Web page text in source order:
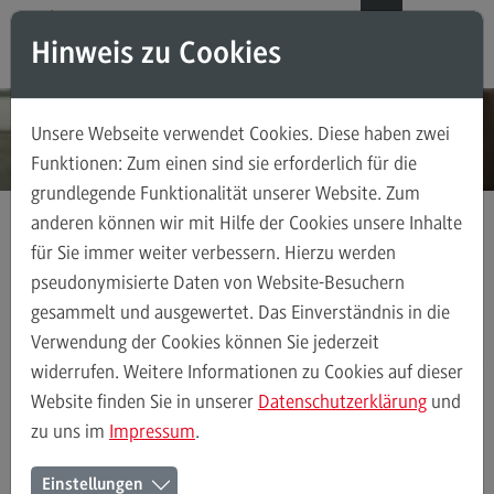
Direkt zum Inhalt
Direkt zum Hauptmenu
Direkt zum Footer
Modul-O-Mat
Masterstudiengänge
Accounting, Controlling, Taxation
Accounting, Controlling, Taxation
Modulangebot
Berufsperspektiven
Kontakt
Advanced Practice in Healthcare
Advanced Practice in Healthcare
Rahmenbedingungen
Kontakt Ansprechpersonen Bereich Gesundheit
Ansprechpersonen Alle Kontakte (alphabetisch)
Ansprechpersonen des Bereichs
Hinweis zu Cookies
Unsere Webseite verwendet Cookies. Diese haben zwei
Funktionen: Zum einen sind sie erforderlich für die
grundlegende Funktionalität unserer Website. Zum
anderen können wir mit Hilfe der Cookies unsere Inhalte
für Sie immer weiter verbessern. Hierzu werden
pseudonymisierte Daten von Website-Besuchern
gesammelt und ausgewertet. Das Einverständnis in die
Verwendung der Cookies können Sie jederzeit
widerrufen. Weitere Informationen zu Cookies auf dieser
Website finden Sie in unserer Datenschutzerklärung und
zu uns im Impressum.
Einstellungen